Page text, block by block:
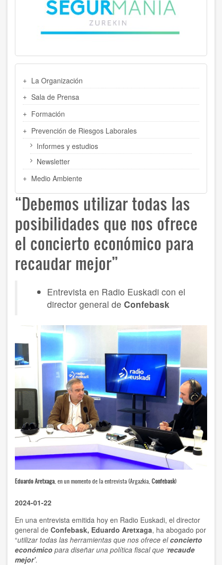
LATERAL
La Organización
Sala de Prensa
Formación
Prevención de Riesgos Laborales
Informes y estudios
Newsletter
Medio Ambiente
“Debemos utilizar todas las
posibilidades que nos ofrece
el concierto económico para
recaudar mejor”
Entrevista en Radio Euskadi con el
director general de Confebask
Eduardo Aretxaga , en un momento de la entrevista (Argazkia, Confebask)
2024-01-22
En una entrevista emitida hoy en Radio Euskadi, el director
general de Confebask, Eduardo Aretxaga, ha abogado por
“utilizar todas las herramientas que nos ofrece elconcierto
económico para diseñar una política fiscal que ‘recaude
mejor’.